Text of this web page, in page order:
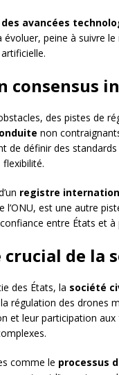
avancées
évoluer, peine à suivre
consensus
des pistes de
non
de définir des
registre
l’ONU, est une autre
entre États et
crucial de la
des États, la société
régulation des drones
et leur participation
comme le processus